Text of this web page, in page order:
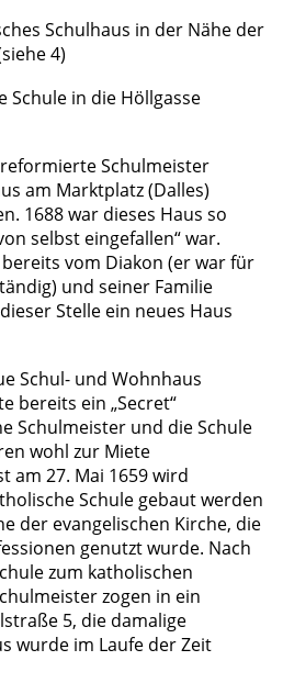
Schulhaus in der Nähe der
4)
Schule in die Höllgasse
Schulmeister
am Marktplatz (Dalles)
1688 war dieses Haus so
selbst eingefallen“ war.
vom Diakon (er war für
und seiner Familie
Stelle ein neues Haus
Schul- und Wohnhaus
bereits ein „Secret“
Schulmeister und die Schule
wohl zur Miete
am 27. Mai 1659 wird
Schule gebaut werden
der evangelischen Kirche, die
genutzt wurde. Nach
zum katholischen
zogen in ein
5, die damalige
wurde im Laufe der Zeit